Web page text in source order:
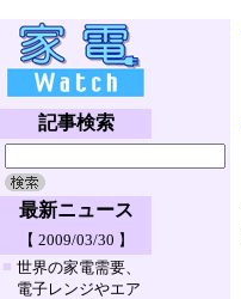
記事検索
最新ニュース
【 2009/03/30 】
■ 世界の家電需要、
電子レンジやエア